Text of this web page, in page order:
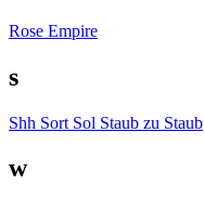
Rose Empire
s
Shh Sort Sol Staub zu Staub
w